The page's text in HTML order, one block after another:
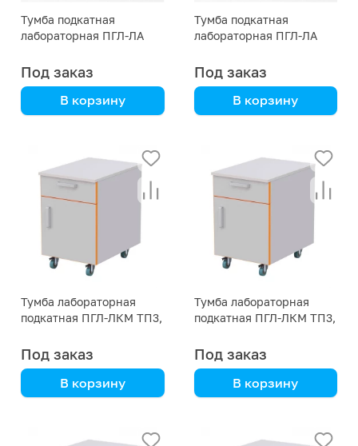
Тумба подкатная
лабораторная ПГЛ-ЛА
Под заказ
В корзину
Тумба подкатная
лабораторная ПГЛ-ЛА
Под заказ
В корзину
Тумба лабораторная
подкатная ПГЛ-ЛКМ ТП3,
Под заказ
В корзину
мебельная панель 16
Тумба лабораторная
подкатная ПГЛ-ЛКМ ТП3,
Под заказ
В корзину
мебельная панель 16